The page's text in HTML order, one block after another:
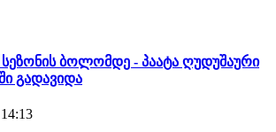
ბოლომდე - პაატა ღუდუშაური
გადავიდა